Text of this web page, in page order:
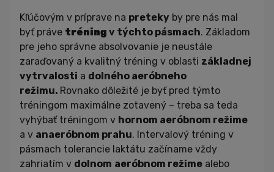
Kľúčovým v príprave na preteky by pre nás mal
byť práve tréning v týchto pásmach. Základom
pre jeho správne absolvovanie je neustále
zaraďovaný a kvalitný tréning v oblasti základnej
vytrvalosti a dolného aeróbneho
režimu. Rovnako dôležité je byť pred týmto
tréningom maximálne zotavený – treba sa teda
vyhýbať tréningom v hornom aeróbnom režime
a v anaeróbnom prahu. Intervalový tréning v
pásmach tolerancie laktátu začíname vždy
zahriatím v dolnom aeróbnom režime alebo